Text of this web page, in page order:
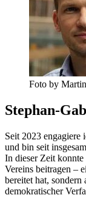
Foto by
Stephan-
Seit 2023 engagiere
und bin seit
In dieser Zeit
Vereins beitragen –
bereitet hat,
demokratischer